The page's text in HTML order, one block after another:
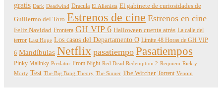
gratis Dark Deadwind Dracula El Alienista El gabinete de curiosidades de
Guillermo del Toro Estrenos de cine Estrenos en cine
Feliz Navidad Frontera GH VIP 6 Halloween cuenta atrás La calle del
terror Last Hope Los casos del Departamento Q Límite 48 Horas de GH VIP
6 Mandíbulas Netflix pasatiempo Pasatiempos
Pinky Malinky Predator Prom Night Red Dead Redemption 2 Requiem Rick y
Morty Test The Big Bang Theory The Sinner The Witcher Torrent Venom